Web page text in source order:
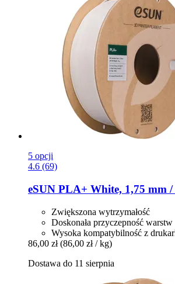
5 opcji
4.6 (69)
eSUN PLA+ White, 1,75 mm /
Zwiększona wytrzymałość
Doskonała przyczepność warstw
Wysoka kompatybilność z
86,00 zł (86,00 zł / kg)
Dostawa do 11 sierpnia